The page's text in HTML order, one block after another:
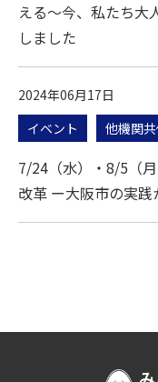
える～今、私たち大
しました
2024年06月17日
イベント
他機関
7/24（水）・8/5（
改革 ー大阪市の実践